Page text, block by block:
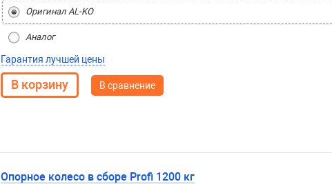
Оригинал AL-KO
Аналог
Гарантия лучшей цены
В сравнение
Опорное колесо в сборе Profi 1200 кг